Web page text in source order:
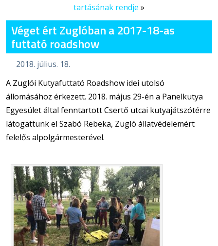
tartásának rendje »
Véget ért Zuglóban a 2017-18-as
futtató roadshow
2018. július. 18.
A Zuglói Kutyafuttató Roadshow idei utolsó
állomásához érkezett. 2018. május 29-én a Panelkutya
Egyesület által fenntartott Csertő utcai kutyajátszótérre
látogattunk el Szabó Rebeka, Zugló állatvédelemért
felelős alpolgármesterével.